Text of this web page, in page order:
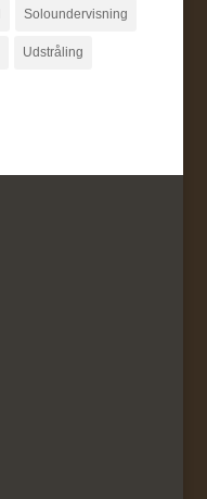
Soloundervisning
Udstråling